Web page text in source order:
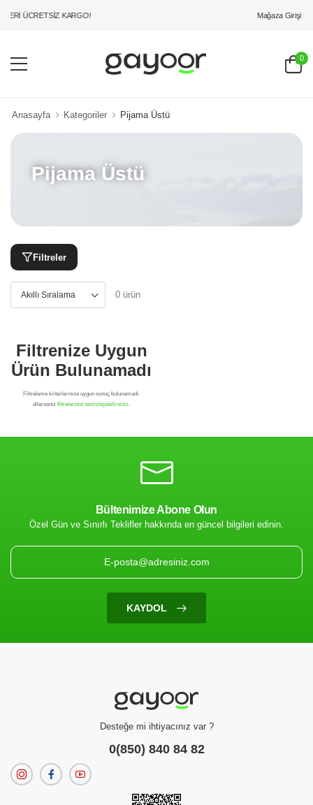
ÜCRETSİZ KARGO! Mağaza Girişi
0
Anasayfa Kategoriler Pijama Üstü
Pijama Üstü
Filtreler
0 ürün
Filtrenize Uygun
Ürün Bulunamadı
Bültenimize Abone Olun
Özel Gün ve Sınırlı Teklifler hakkında en güncel bilgileri edinin.
KAYDOL
Desteğe mi ihtiyacınız var ?
0(850) 840 84 82